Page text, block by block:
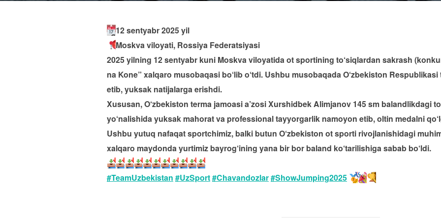
12 sentyabr 2025 yil
Moskva viloyati, Rossiya Federatsiyasi
2025 yilning 12 sentyabr kuni Moskva viloyatida ot sportining to‘siqlardan sakrash
na Kone” xalqaro musobaqasi bo‘lib o‘tdi. Ushbu musobaqada O‘zbekiston
etib, yuksak natijalarga erishdi.
Xususan, O‘zbekiston terma jamoasi a’zosi Xurshidbek Alimjanov 145 sm balandlikdagi
yo‘nalishida yuksak mahorat va professional tayyorgarlik namoyon etib, oltin medalni
Ushbu yutuq nafaqat sportchimiz, balki butun O‘zbekiston ot sporti rivojlanishidagi
xalqaro maydonda yurtimiz bayrog‘ining yana bir bor baland ko‘tarilishiga sabab bo‘ldi.
#TeamUzbekistan #UzSport#Chavandozlar#ShowJumping2025